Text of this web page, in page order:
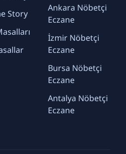
Story
Ankara Nöbetçi
Eczane
İzmir Nöbetçi
Eczane
Bursa Nöbetçi
Eczane
Antalya Nöbetçi
Eczane